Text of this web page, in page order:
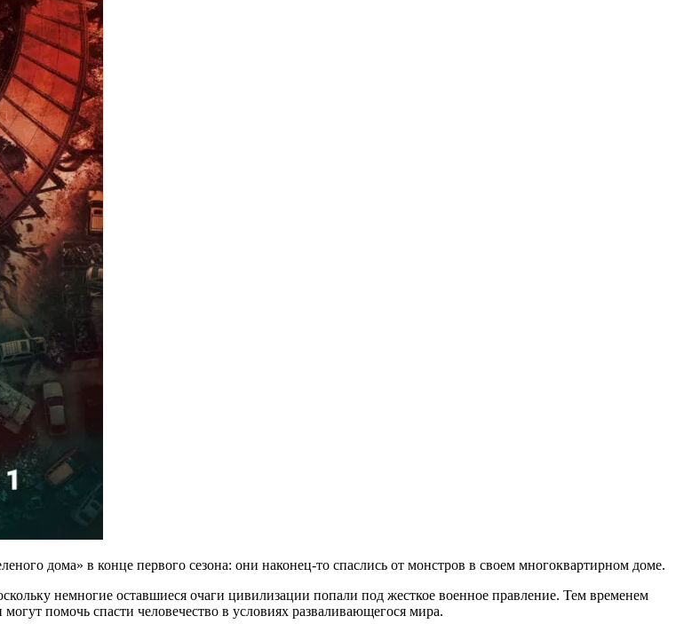
дома» в конце первого сезона: они наконец-то спаслись от монстров в своем многоквартирном доме.
немногие оставшиеся очаги цивилизации попали под жесткое военное правление. Тем временем
помочь спасти человечество в условиях разваливающегося мира.